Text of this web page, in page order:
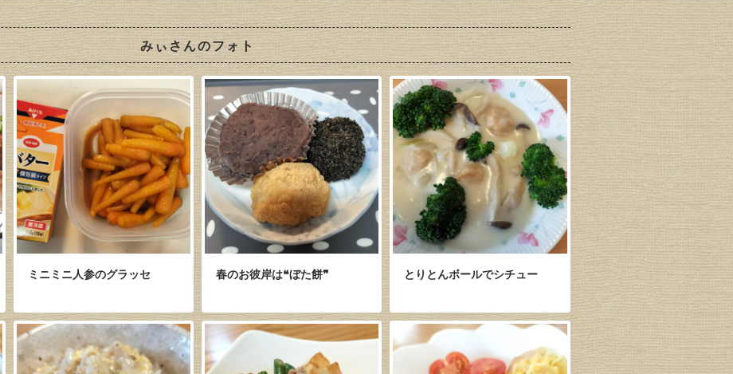
みぃさんのフォト
ミニミニ人参のグラッセ 春のお彼岸は❝ぼた餅❞ とりとんボールでシチュー